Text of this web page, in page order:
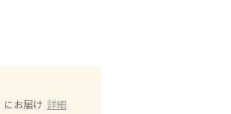
にお届け 詳細